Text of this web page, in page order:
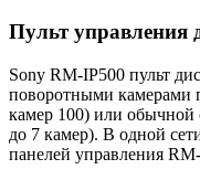
Пульт управления
Sony RM-IP500 пульт
поворотными камерами
камер 100) или обычной
до 7 камер). В одной
панелей управления